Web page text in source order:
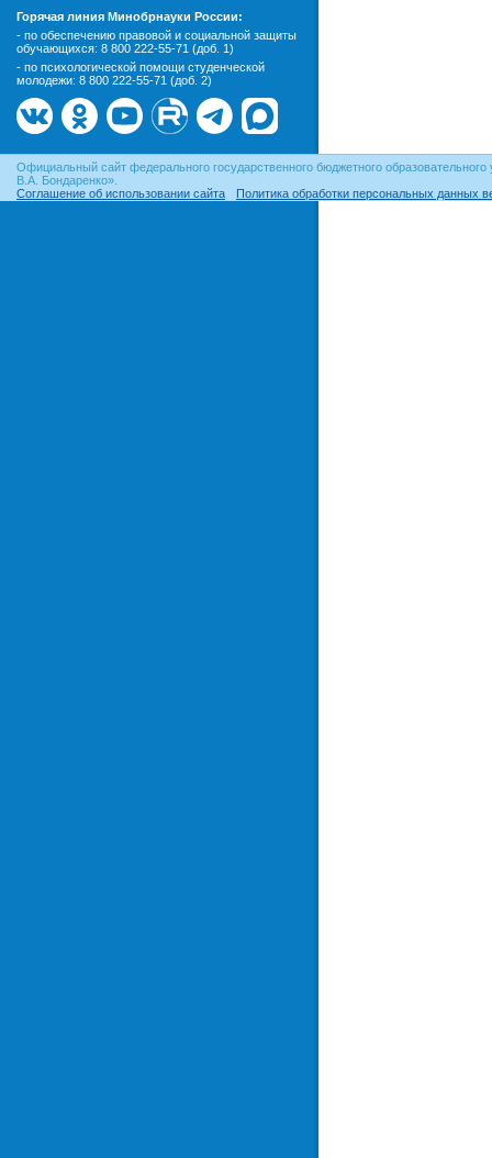
Горячая линия Минобрнауки России:
- по обеспечению правовой и социальной защиты
обучающихся: 8 800 222-55-71 (доб. 1)
- по психологической помощи студенческой
молодежи: 8 800 222-55-71 (доб. 2)
Официальный сайт федерального государственного бюджетного
В.А. Бондаренко».
Соглашение об использовании сайта
Политика обработки персональных данных